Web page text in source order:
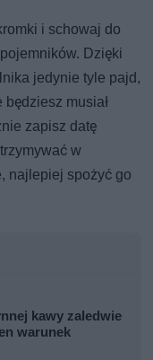
i schowaj do
Dzięki
jedynie tyle pajd,
musiał
zapisz datę
w
najlepiej spożyć go
kawy zaledwie
warunek